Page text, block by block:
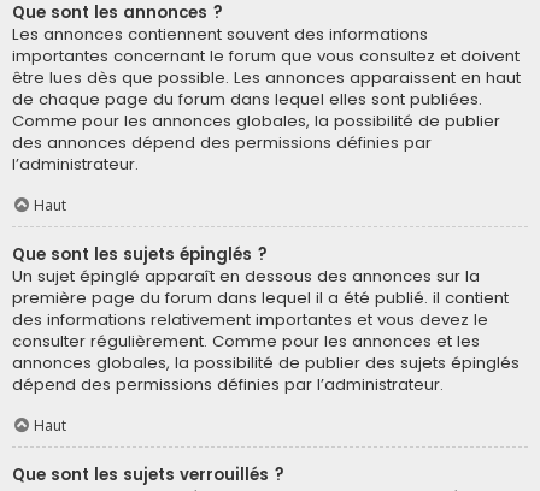
Que sont les annonces ?
Les annonces contiennent souvent des informations
importantes concernant le forum que vous consultez et doivent
être lues dès que possible. Les annonces apparaissent en haut
de chaque page du forum dans lequel elles sont publiées.
Comme pour les annonces globales, la possibilité de publier
des annonces dépend des permissions définies par
l’administrateur.
Haut
Que sont les sujets épinglés ?
Un sujet épinglé apparaît en dessous des annonces sur la
première page du forum dans lequel il a été publié. il contient
des informations relativement importantes et vous devez le
consulter régulièrement. Comme pour les annonces et les
annonces globales, la possibilité de publier des sujets épinglés
dépend des permissions définies par l’administrateur.
Haut
Que sont les sujets verrouillés ?